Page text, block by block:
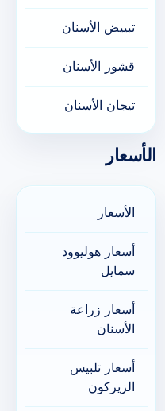
تبييض الأسنان
قشور الأسنان
تيجان الأسنان
الأسعار
الأسعار
أسعار هوليوود
سمايل
أسعار زراعة
الأسنان
أسعار تلبيس
الزيركون